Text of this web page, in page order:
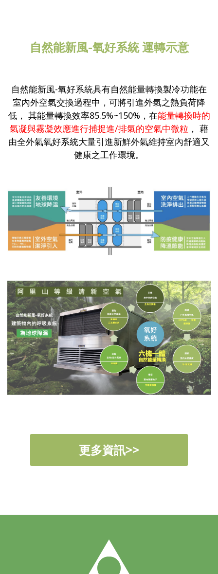
自然能新風-氧好系統 運轉示意
自然能新風-氧好系統具有自然能量轉換製冷功能在
室內外空氣交換過程中，可將引進外氣之熱負荷降
低， 其能量轉換效率85.5%~150%，在能量轉換時的
氣凝與霧凝效應進行捕捉進/排氣的空氣中微粒 ， 藉
由全外氣氧好系統大量引進新鮮外氣維持室內舒適又
健康之工作環境。
更多資訊>>